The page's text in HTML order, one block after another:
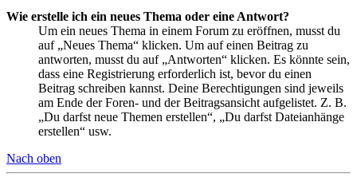
Wie erstelle ich ein neues Thema oder eine Antwort?
Um ein neues Thema in einem Forum zu eröffnen, musst du
auf „Neues Thema“ klicken. Um auf einen Beitrag zu
antworten, musst du auf „Antworten“ klicken. Es könnte sein,
dass eine Registrierung erforderlich ist, bevor du einen
Beitrag schreiben kannst. Deine Berechtigungen sind jeweils
am Ende der Foren- und der Beitragsansicht aufgelistet. Z. B.
„Du darfst neue Themen erstellen“, „Du darfst Dateianhänge
erstellen“ usw.
Nach oben